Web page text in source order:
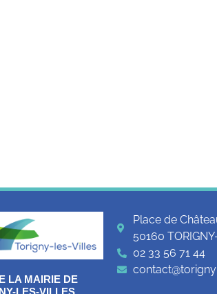
LA MAIRIE DE
LES-VILLES
Place de
50160
02 33 56 71 44